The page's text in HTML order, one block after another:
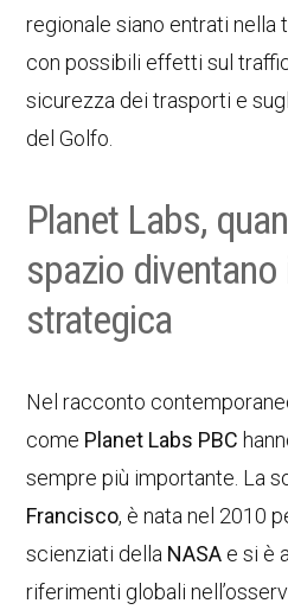
regionale siano entrati nella
con possibili effetti sul
sicurezza dei trasporti e
del Golfo.
Planet Labs,
spazio
strategica
Nel racconto
come Planet Labs PBC
sempre più importante. La
Francisco, è nata nel 2010
scienziati della NASA e si è
riferimenti globali